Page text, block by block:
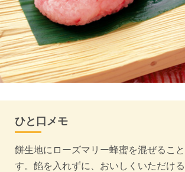
ひと口メモ
餅生地にローズマリー蜂蜜を混ぜるこ
す。餡を入れずに、おいしくいただけ